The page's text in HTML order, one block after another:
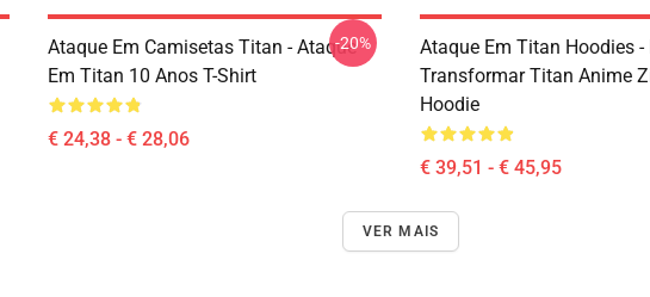
Ataque Em Camisetas Titan - Ataque
Em Titan 10 Anos T-Shirt
€ 24,38 - € 28,06
-20%
Ataque Em Titan Hoodies -
Transformar Titan Anime
Hoodie
€ 39,51 - € 45,95
VER MAIS